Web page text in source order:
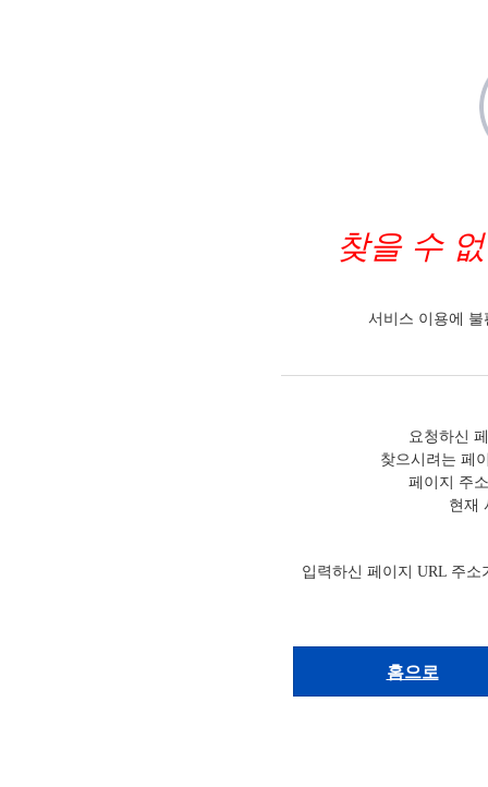
찾을 수
서비스 이용에
요청하신
찾으시려는 페
페이지 주
현재
입력하신 페이지 URL 주
홈으로